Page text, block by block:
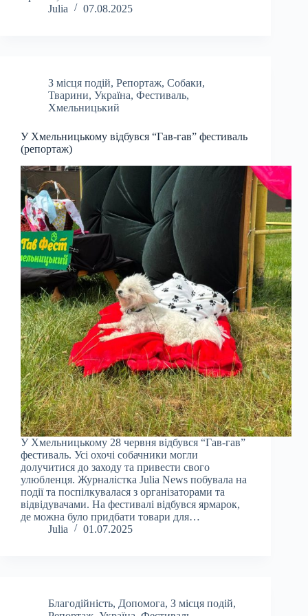
Julia
07.08.2025
З місця подій, Репортаж, Собаки,
Тварини, Україна, Фестиваль,
Хмельницький
У Хмельницькому відбувся “Гав-гав” фестиваль
(репортаж)
У Хмельницькому 28 червня відбувся “Гав-гав”
фестиваль. Усі охочі собачники могли
долучитися до заходу та привести свого
улюбленця. Журналістка Julia News побувала на
події та поспілкувалася з організаторами та
відвідувачами. На фестивалі відбувся ярмарок,
де можна було придбати товари для…
Julia
01.07.2025
Благодійність, Допомога, З місця подій,